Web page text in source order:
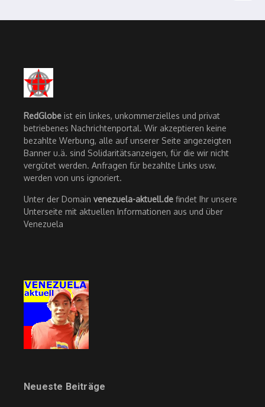
RedGlobe ist ein linkes, unkommerzielles und privat
betriebenes Nachrichtenportal. Wir akzeptieren keine
bezahlte Werbung, alle auf unserer Seite angezeigten
Banner u.ä. sind Solidaritätsanzeigen, für die wir nicht
vergütet werden. Anfragen für bezahlte Links usw.
werden von uns ignoriert.
Unter der Domain venezuela-aktuell.de findet Ihr unsere
Unterseite mit aktuellen Informationen aus und über
Venezuela
Neueste Beiträge